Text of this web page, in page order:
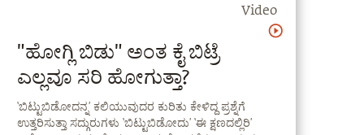
Video
‍"ಹೋಗ್ಲಿ ಬಿಡು" ಅಂತ ಕೈ ಬಿಟ್ರೆ
ಎಲ್ಲವೂ ಸರಿ ಹೋಗುತ್ತಾ?
‘ಬಿಟ್ಟುಬಿಡೋದನ್ನ’ ಕಲಿಯುವುದರ ಕುರಿತು ಕೇಳಿದ್ದ ಪ್ರಶ್ನೆಗೆ
ಉತ್ತರಿಸುತ್ತಾ ಸದ್ಗುರುಗಳು ‘ಬಿಟ್ಟುಬಿಡೋದು’ ‘ಈ ಕ್ಷಣದಲ್ಲಿರಿ’